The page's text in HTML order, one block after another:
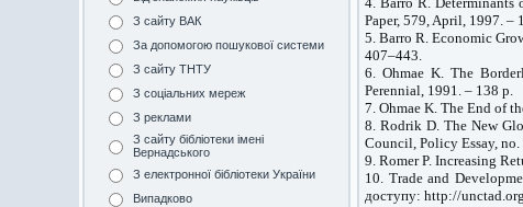
З сайту ВАК
За допомогою пошукової системи
З сайту ТНТУ
З соціальних мереж
З реклами
З сайту бібліотеки імені
Вернадського
З електронної бібліотеки України
Випадково
Paper, 579, April, 1997. –
5. Barro R. Economic
407–443.
6. Ohmae K. The
Perennial, 1991. – 138 р.
7. Ohmae K. The End of
8. Rodrik D. The New
Council, Policy Essay,
9. Romer P. Increasing
10. Trade and
доступу: http://